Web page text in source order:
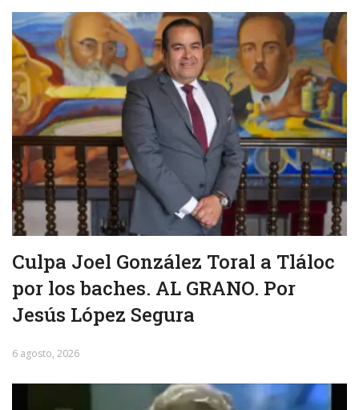
Culpa Joel González Toral a Tláloc
por los baches. AL GRANO. Por
Jesús López Segura
6 agosto, 2026